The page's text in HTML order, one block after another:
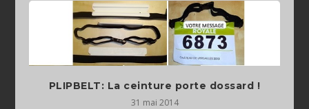
PLIPBELT: La ceinture porte dossard !
31 mai 2014